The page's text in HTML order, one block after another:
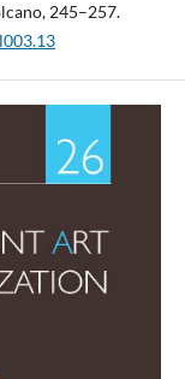
245–257.